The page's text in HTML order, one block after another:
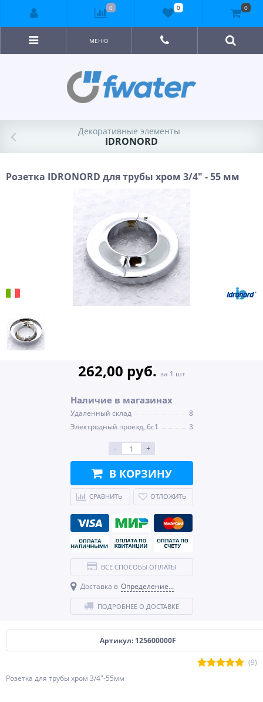
МЕНЮ
Декоративные элементы
IDRONORD
Розетка IDRONORD для трубы хром 3/4" - 55 мм
Артикул: 125600000F
(9)
Розетка для трубы хром 3/4"-55мм
262,00 руб. за 1 шт
Наличие в магазинах
Удаленный склад
8
Электродный проезд, 6с1
3
- +
В КОРЗИНУ
СРАВНИТЬ ОТЛОЖИТЬ
ВСЕ СПОСОБЫ ОПЛАТЫ
Доставка в Определение...
ПОДРОБНЕЕ О ДОСТАВКЕ
0 0 0